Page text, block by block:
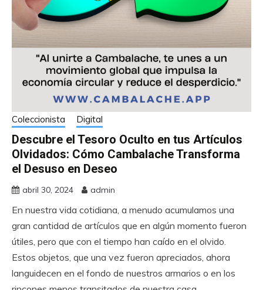
Coleccionista Digital
Descubre el Tesoro Oculto en tus Artículos
Olvidados: Cómo Cambalache Transforma
el Desuso en Deseo
abril 30, 2024 admin
En nuestra vida cotidiana, a menudo acumulamos una
gran cantidad de artículos que en algún momento fueron
útiles, pero que con el tiempo han caído en el olvido.
Estos objetos, que una vez fueron apreciados, ahora
languidecen en el fondo de nuestros armarios o en los